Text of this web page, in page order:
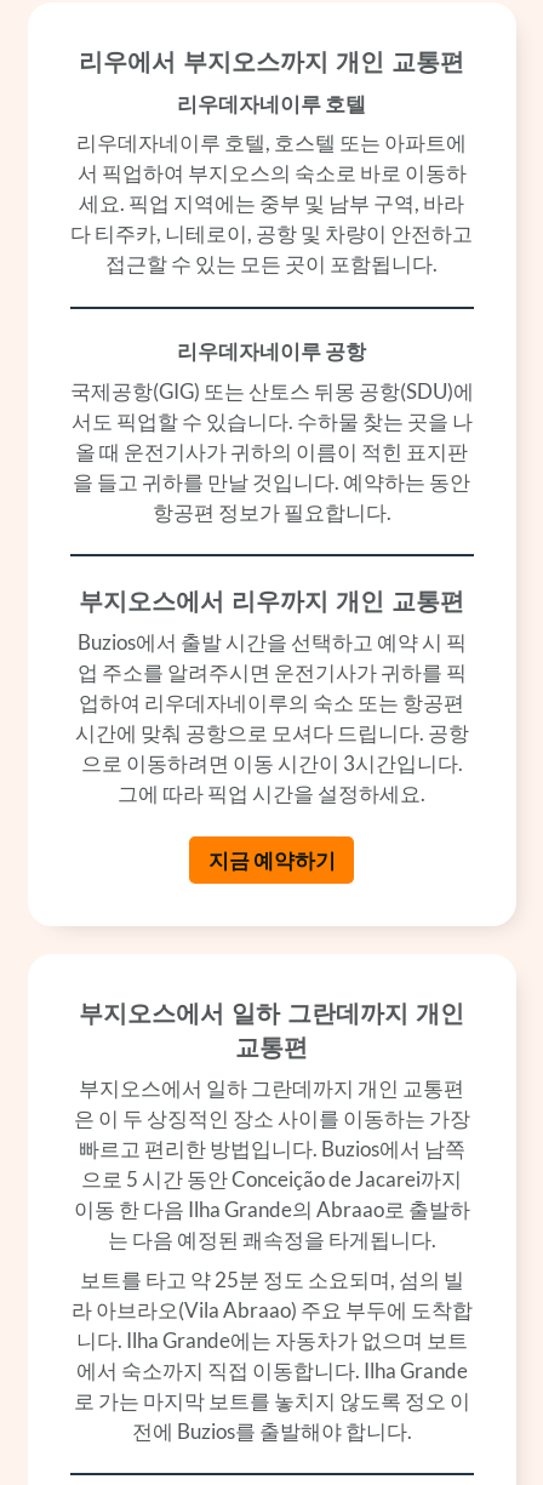
리우에서 부지오스까지 개인 교통편
리우데자네이루 호텔
리우데자네이루 호텔, 호스텔 또는 아파트에
서 픽업하여 부지오스의 숙소로 바로 이동하
세요. 픽업 지역에는 중부 및 남부 구역, 바라
다 티주카, 니테로이, 공항 및 차량이 안전하고
접근할 수 있는 모든 곳이 포함됩니다.
리우데자네이루 공항
국제공항(GIG) 또는 산토스 뒤몽 공항(SDU)에
서도 픽업할 수 있습니다. 수하물 찾는 곳을 나
올 때 운전기사가 귀하의 이름이 적힌 표지판
을 들고 귀하를 만날 것입니다. 예약하는 동안
항공편 정보가 필요합니다.
부지오스에서 리우까지 개인 교통편
Buzios에서 출발 시간을 선택하고 예약 시 픽
업 주소를 알려주시면 운전기사가 귀하를 픽
업하여 리우데자네이루의 숙소 또는 항공편
시간에 맞춰 공항으로 모셔다 드립니다. 공항
으로 이동하려면 이동 시간이 3시간입니다.
그에 따라 픽업 시간을 설정하세요.
지금 예약하기
부지오스에서 일하 그란데까지 개인
교통편
부지오스에서 일하 그란데까지 개인 교통편
은 이 두 상징적인 장소 사이를 이동하는 가장
빠르고 편리한 방법입니다. Buzios에서 남쪽
으로 5 시간 동안 Conceição de Jacarei까지
이동 한 다음 Ilha Grande의 Abraao로 출발하
는 다음 예정된 쾌속정을 타게됩니다.
보트를 타고 약 25분 정도 소요되며, 섬의 빌
라 아브라오(Vila Abraao) 주요 부두에 도착합
니다. Ilha Grande에는 자동차가 없으며 보트
에서 숙소까지 직접 이동합니다. Ilha Grande
로 가는 마지막 보트를 놓치지 않도록 정오 이
전에 Buzios를 출발해야 합니다.